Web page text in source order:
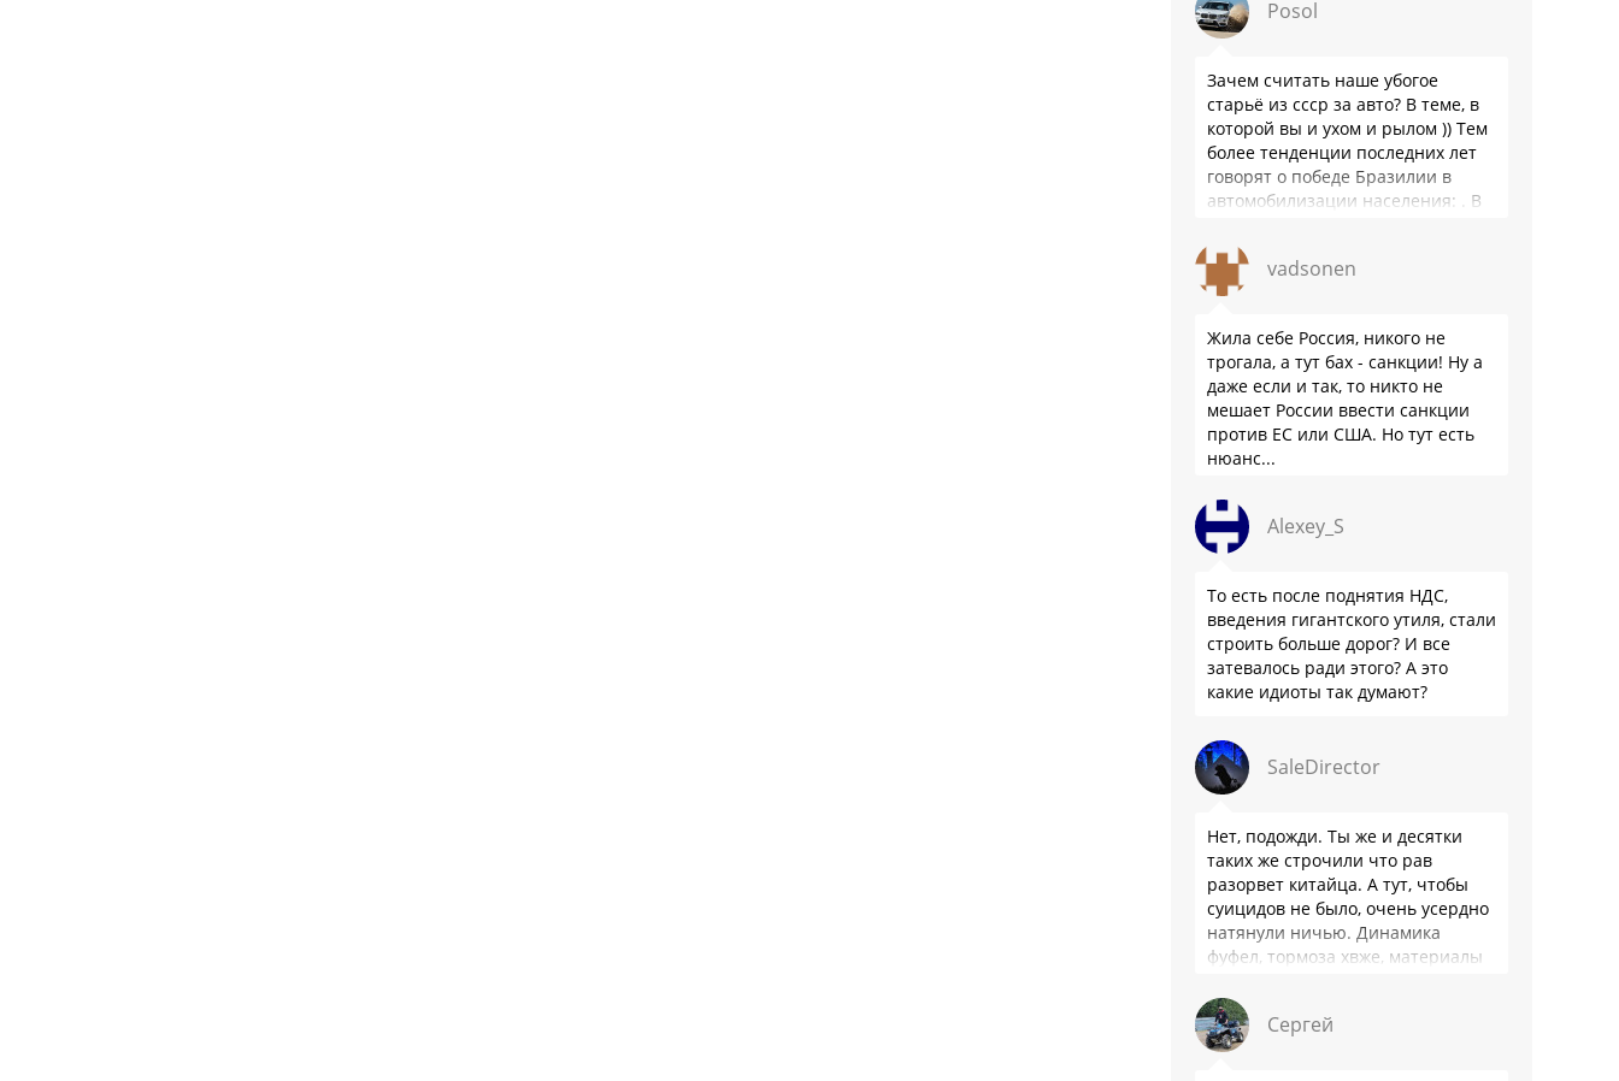
Posol
Зачем считать наше убогое
старьё из ссср за авто? В теме, в
которой вы и ухом и рылом )) Тем
более тенденции последних лет
говорят о победе Бразилии в
автомобилизации населения: . В
vadsonen
Жила себе Россия, никого не
трогала, а тут бах - санкции! Ну а
даже если и так, то никто не
мешает России ввести санкции
против ЕС или США. Но тут есть
нюанс...
Alexey_S
То есть после поднятия НДС,
введения гигантского утиля, стали
строить больше дорог? И все
затевалось ради этого? А это
какие идиоты так думают?
SaleDirector
Нет, подожди. Ты же и десятки
таких же строчили что рав
разорвет китайца. А тут, чтобы
суицидов не было, очень усердно
натянули ничью. Динамика
фуфел, тормоза хвже, материалы
Сергей